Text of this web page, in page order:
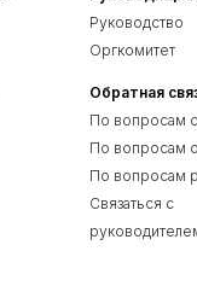
Руководство
Оргкомитет
Обратная
По вопросам
По вопросам
По вопросам
Связаться с